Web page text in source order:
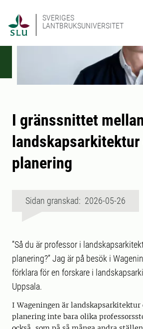
SVERIGES
LANTBRUKSUNIVERSITET
I gränssnittet
landskapsarkitektur
planering
Sidan granskad: 2026-05-26
”Så du är professor i
planering?” Jag är på besök i
förklara för en forskare i
Uppsala.
I Wageningen är landskapsarkitektur
planering inte bara olika